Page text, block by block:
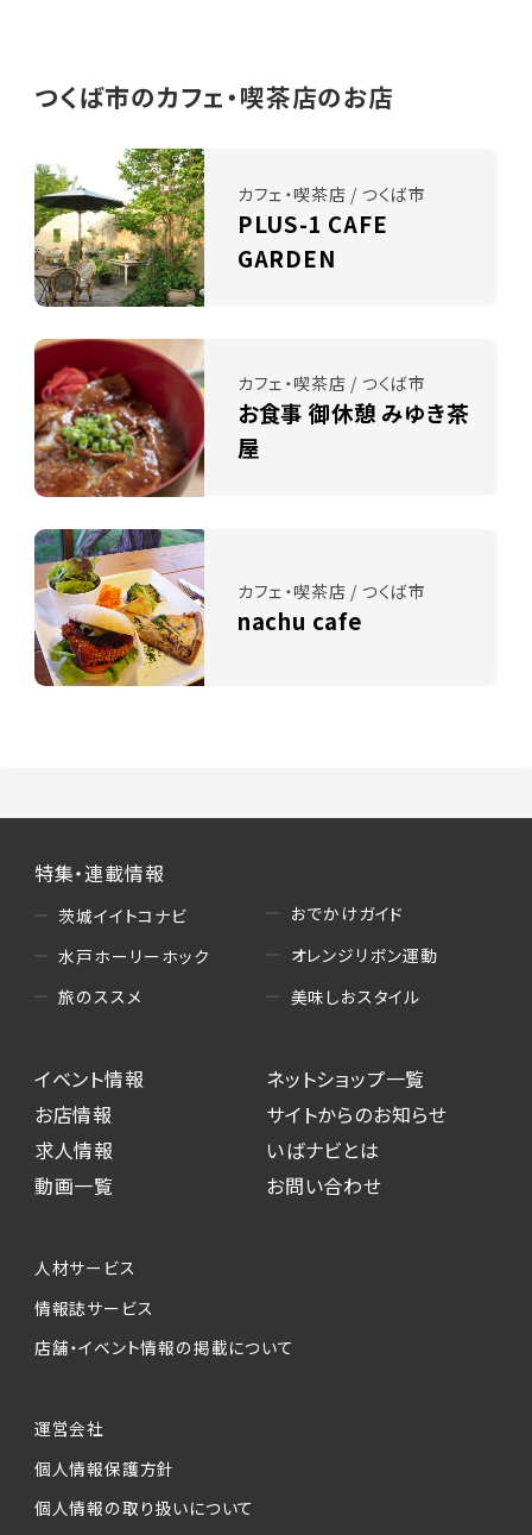
つくば市のカフェ・喫茶店のお店
カフェ・喫茶店 / つくば市
PLUS-1 CAFE
GARDEN
カフェ・喫茶店 / つくば市
お食事 御休憩 みゆき茶
屋
カフェ・喫茶店 / つくば市
nachu cafe
特集・連載情報
茨城イイトコナビ
水戸ホーリーホック
旅のススメ
おでかけガイド
オレンジリボン運動
美味しおスタイル
イベント情報
お店情報
求人情報
動画一覧
ネットショップ一覧
サイトからのお知らせ
いばナビとは
お問い合わせ
人材サービス
情報誌サービス
店舗・イベント情報の掲載について
運営会社
個人情報保護方針
個人情報の取り扱いについて